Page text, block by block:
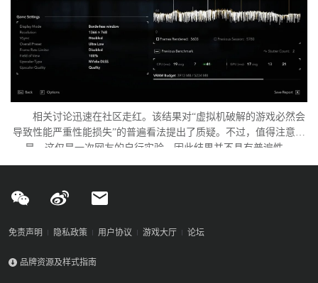
相关讨论迅速在社区走红。该结果对“虚拟机破解的游戏必然会
导致性能严重性能损失”的普遍看法提出了质疑。不过，值得注意的
是，这仅是一次网友的自行实验，因此结果并不具有普遍性。
免责声明 隐私政策 用户协议 游戏大厅 论坛
品牌资源及样式指南